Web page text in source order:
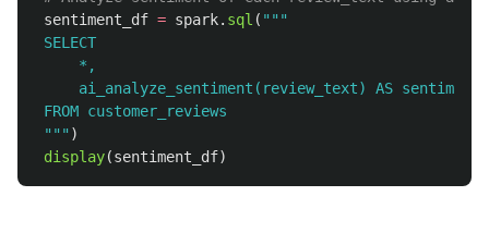
sentiment_df = spark. sql ( """
SELECT
     *,
     ai_analyze_sentiment(review_text) AS sentiment
FROM customer_reviews
""" )
display(sentiment_df)